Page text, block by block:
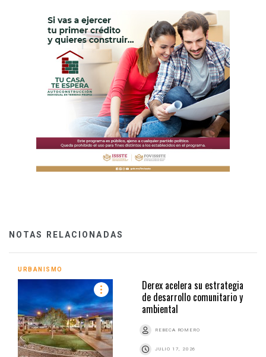
NOTAS RELACIONADAS
URBANISMO
Derex acelera su estrategia
de desarrollo comunitario y
ambiental
REBECA ROMERO
JULIO 17, 2026